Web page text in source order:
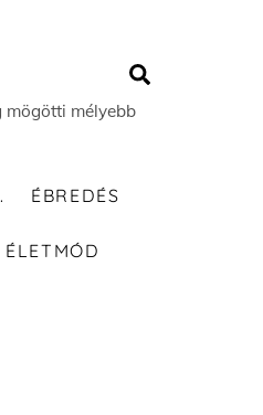
mögötti mélyebb
ÉBREDÉS
ÉLETMÓD